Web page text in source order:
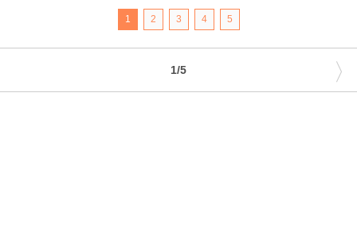
1 2 3 4 5
1/5 〉